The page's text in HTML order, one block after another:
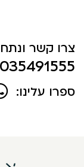
צרו קשר
035491555
ספרו עלינו: